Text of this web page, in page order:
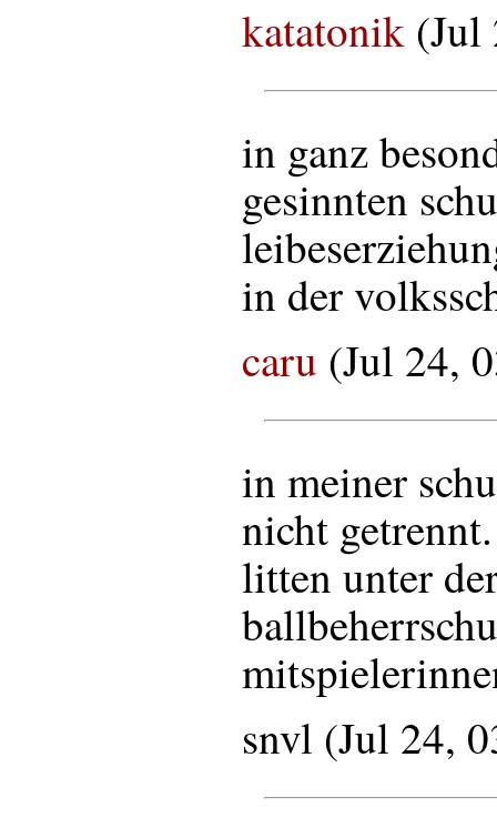
katatonik (Jul
in ganz
gesinnten
in der
caru (Jul 24,
in meiner
nicht
litten unter
snvl (Jul 24,